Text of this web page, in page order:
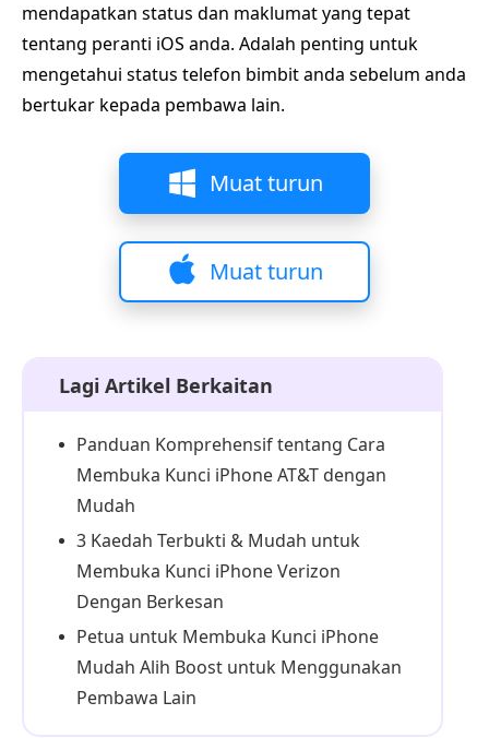
mendapatkan status dan maklumat yang tepat
tentang peranti iOS anda. Adalah penting untuk
mengetahui status telefon bimbit anda sebelum anda
bertukar kepada pembawa lain.
Muat turun
Muat turun
Lagi Artikel Berkaitan
Panduan Komprehensif tentang Cara
Membuka Kunci iPhone AT&T dengan
Mudah
3 Kaedah Terbukti & Mudah untuk
Membuka Kunci iPhone Verizon
Dengan Berkesan
Petua untuk Membuka Kunci iPhone
Mudah Alih Boost untuk Menggunakan
Pembawa Lain